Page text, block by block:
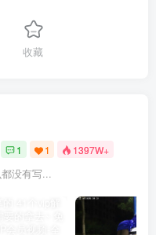
收藏
1 1 1397W+
没有写...